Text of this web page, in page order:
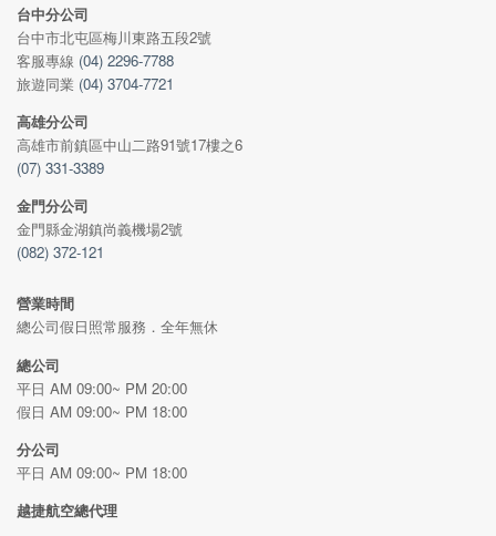
台中分公司
台中市北屯區梅川東路五段2號
客服專線 (04) 2296-7788
旅遊同業 (04) 3704-7721
高雄分公司
高雄市前鎮區中山二路91號17樓之6
(07) 331-3389
金門分公司
金門縣金湖鎮尚義機場2號
(082) 372-121
營業時間
總公司假日照常服務．全年無休
總公司
平日 AM 09:00~ PM 20:00
假日 AM 09:00~ PM 18:00
分公司
平日 AM 09:00~ PM 18:00
越捷航空總代理